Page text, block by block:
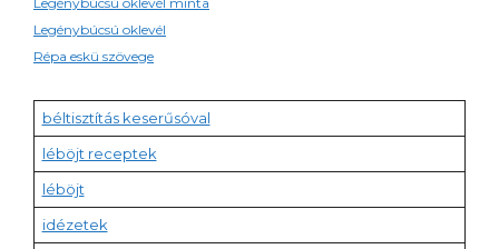
Legénybúcsú oklevél
Répa eskü szövege
béltisztítás keserűsóval
léböjt receptek
léböjt
idézetek